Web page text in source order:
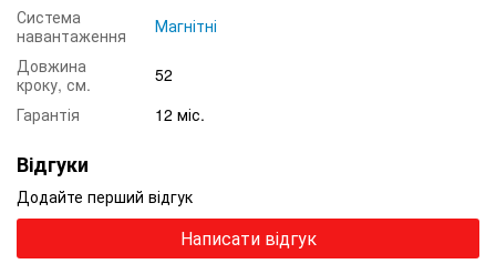
Система
навантаження
Магнітні
Довжина
кроку, см.
52
Гарантія
12 міс.
Відгуки
Додайте перший відгук
Написати відгук